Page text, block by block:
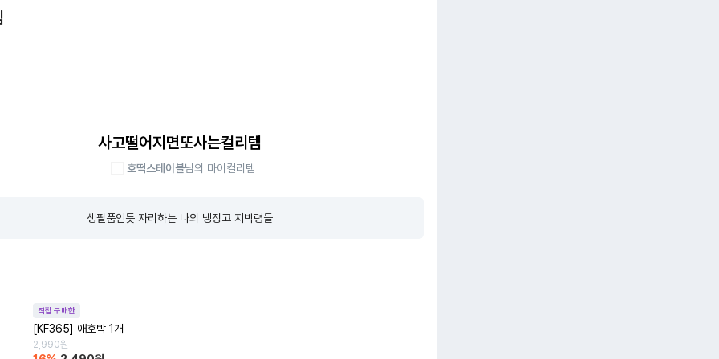
사고떨어지면또사는컬리템
호떡스테이블님의 마이컬리템
생필품인듯 자리하는 나의 냉장고 지박령들
직접 구매한
[KF365] 애호박 1개
2,990원